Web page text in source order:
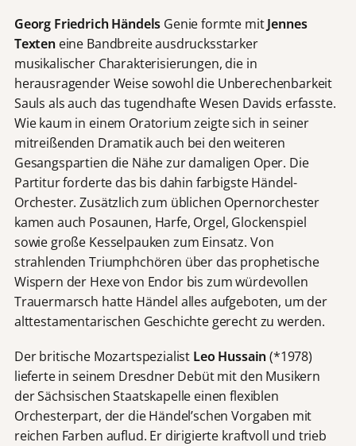
Georg Friedrich Händels Genie formte mitJennes
Texteneine Bandbreite ausdrucksstarker
musikalischer Charakterisierungen, die in
herausragender Weise sowohl die Unberechenbarkeit
Sauls als auch das tugendhafte Wesen Davids erfasste.
Wie kaum in einem Oratorium zeigte sich in seiner
mitreißenden Dramatik auch bei den weiteren
Gesangspartien die Nähe zur damaligen Oper. Die
Partitur forderte das bis dahin farbigste Händel-
Orchester. Zusätzlich zum üblichen Opernorchester
kamen auch Posaunen, Harfe, Orgel, Glockenspiel
sowie große Kesselpauken zum Einsatz. Von
strahlenden Triumphchören über das prophetische
Wispern der Hexe von Endor bis zum würdevollen
Trauermarsch hatte Händel alles aufgeboten, um der
alttestamentarischen Geschichte gerecht zu werden.
Der britische Mozartspezialist Leo Hussain(*1978)
lieferte in seinem Dresdner Debüt mit den Musikern
der Sächsischen Staatskapelle einen flexiblen
Orchesterpart, der die Händel’schen Vorgaben mit
reichen Farben auflud. Er dirigierte kraftvoll und trieb